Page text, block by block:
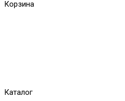
Корзина
Каталог